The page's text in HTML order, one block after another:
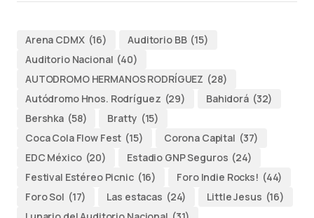
Arena CDMX (16) Auditorio BB (15)
Auditorio Nacional (40)
AUTODROMO HERMANOS RODRÍGUEZ (28)
Autódromo Hnos. Rodríguez (29) Bahidorá (32)
Bershka (58) Bratty (15)
Coca Cola Flow Fest (15) Corona Capital (37)
EDC México (20) Estadio GNP Seguros (24)
Festival Estéreo Picnic (16) Foro Indie Rocks! (44)
Foro Sol (17) Las estacas (24) Little Jesus (16)